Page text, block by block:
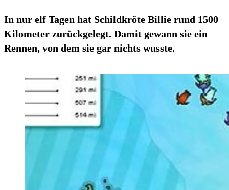
In nur elf Tagen hat Schildkröte Billie rund 1500
Kilometer zurückgelegt. Damit gewann sie ein
Rennen, von dem sie gar nichts wusste.